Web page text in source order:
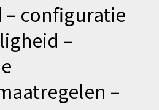
configuratie
–
–